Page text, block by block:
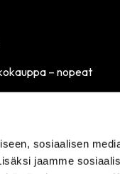
sosiaalisen
jaamme
– nopeat